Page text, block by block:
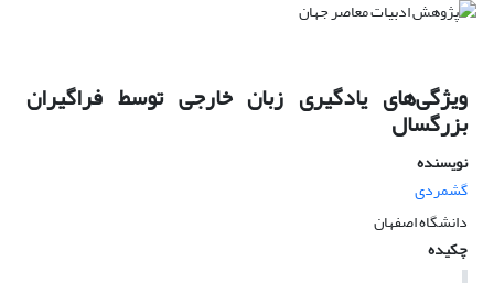
ویژگی‌های یادگیری زبان خارجی توسط فراگیران
بزرگسال
نویسنده
گشمردی
دانشگاه اصفهان
چکیده